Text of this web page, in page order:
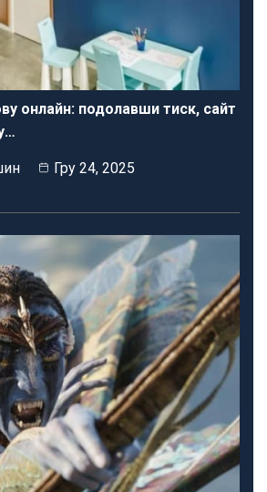
онлайн: подолавши тиск, сайт
Гру 24, 2025